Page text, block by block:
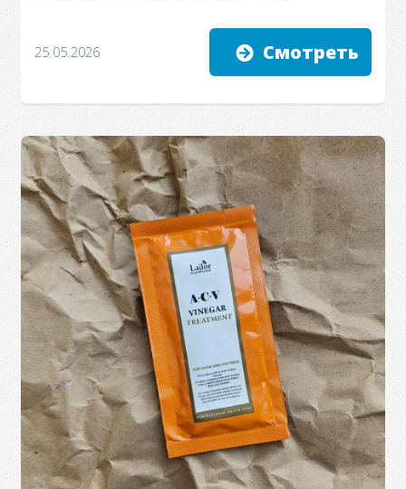
25.05.2026 Смотреть